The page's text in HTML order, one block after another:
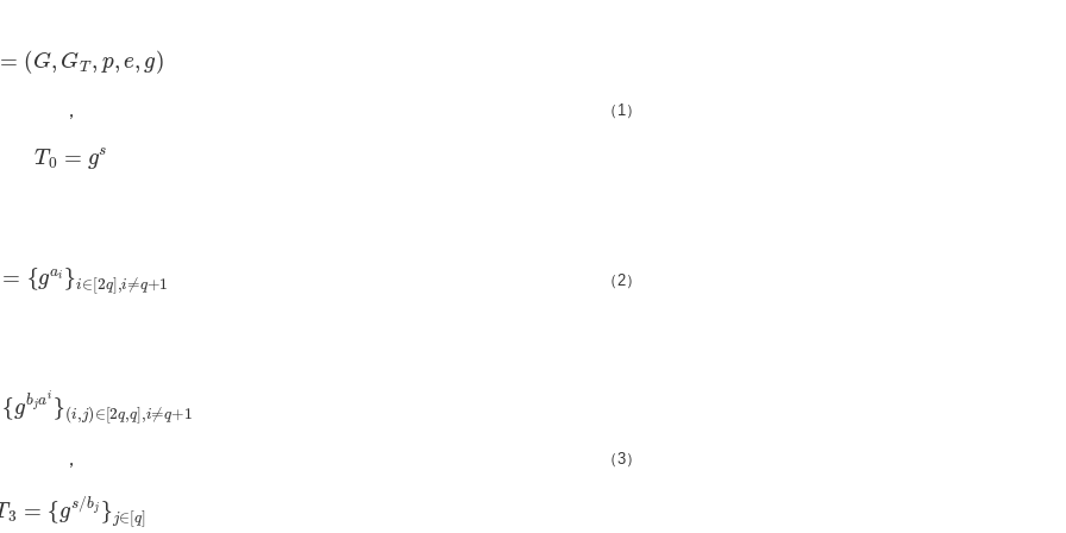
(G, GT ,e g
，
T gs
（1）
ai}i∈ （2）
bj i} (i,j
，
3 gs bj}j∈
（3）